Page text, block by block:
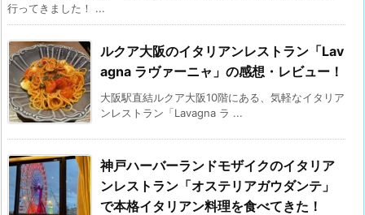
行ってきました！ ...
ルクア大阪のイタリアンレストラン「Lav
agna ラヴァーニャ」の感想・レビュー！
大阪駅直結ルクア大阪10階にある、気軽なイタリア
ンレストラン「Lavagna ラ ...
神戸ハーバーランドモザイクのイタリア
ンレストラン「オステリアガウダンテ」
で本格イタリアン料理を食べてきた！